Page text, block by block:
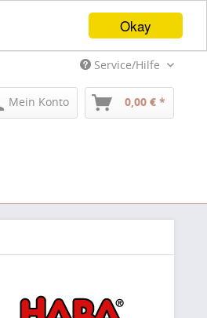
Okay
Service/Hilfe
Mein Konto 0,00 € *